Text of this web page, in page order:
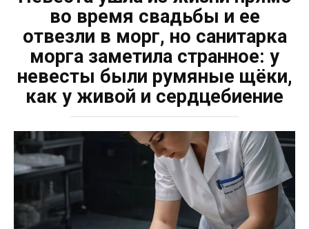
во время свадьбы и ее
отвезли в морг, но санитарка
морга заметила странное: у
невесты были румяные щёки,
как у живой и сердцебиение